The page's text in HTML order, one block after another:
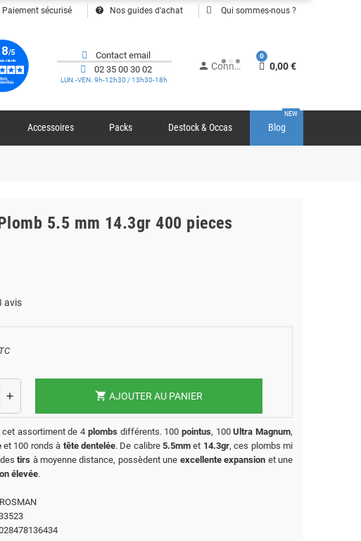
Paiement sécurisé help Nos guides d'achat Qui sommes-nous ?
Contact email
02 35 00 30 02
LUN.-VEN. 9h-12h30 / 13h30-18h
person Connexion
0
0,00 €
Accessoires Packs Destock & Occas Blog
NEW
5.5 mm 14.3gr 400 pieces
avis
add shopping_cart AJOUTER AU PANIER
cet assortiment de 4 plombsdifférents. 100 pointus, 100Ultra Magnum,
et 100 ronds à tête dentelée. De calibre5.5mm et 14.3gr, ces plombs mi
destirs à moyenne distance, possèdent une excellente expansion et une
élevée.